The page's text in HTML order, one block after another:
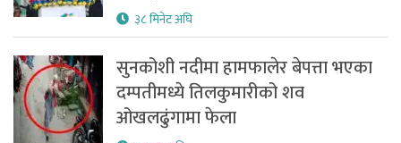
३८ मिनेट अघि
सुनकोशी नदीमा हामफालेर बेपत्ता भएका
दम्पतीमध्ये तिलकुमारीको शव
ओखलढुंगामा फेला